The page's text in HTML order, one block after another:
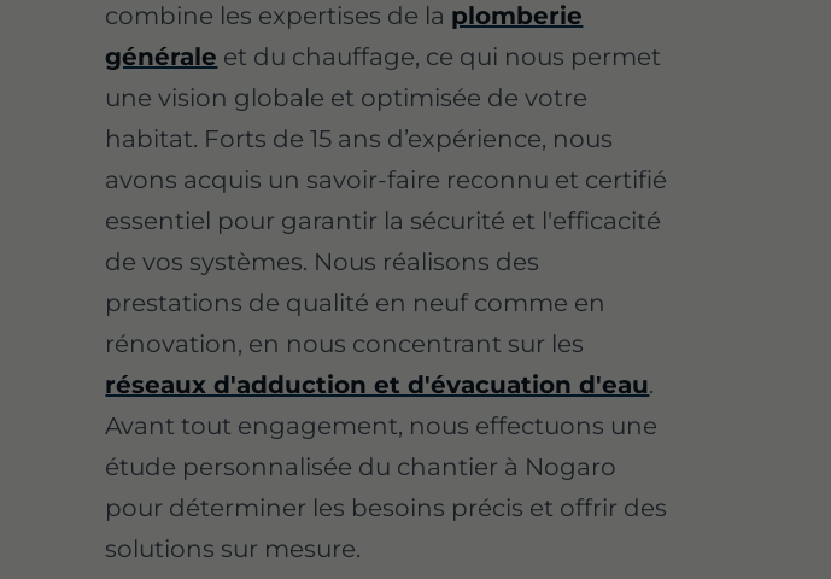
combine les expertises de la plomberie
générale et du chauffage, ce qui nous permet
une vision globale et optimisée de votre
habitat. Forts de 15 ans d’expérience, nous
avons acquis un savoir-faire reconnu et certifié
essentiel pour garantir la sécurité et l'efficacité
de vos systèmes. Nous réalisons des
prestations de qualité en neuf comme en
rénovation, en nous concentrant sur les
réseaux d'adduction et d'évacuation d'eau.
Avant tout engagement, nous effectuons une
étude personnalisée du chantier à Nogaro
pour déterminer les besoins précis et offrir des
solutions sur mesure.